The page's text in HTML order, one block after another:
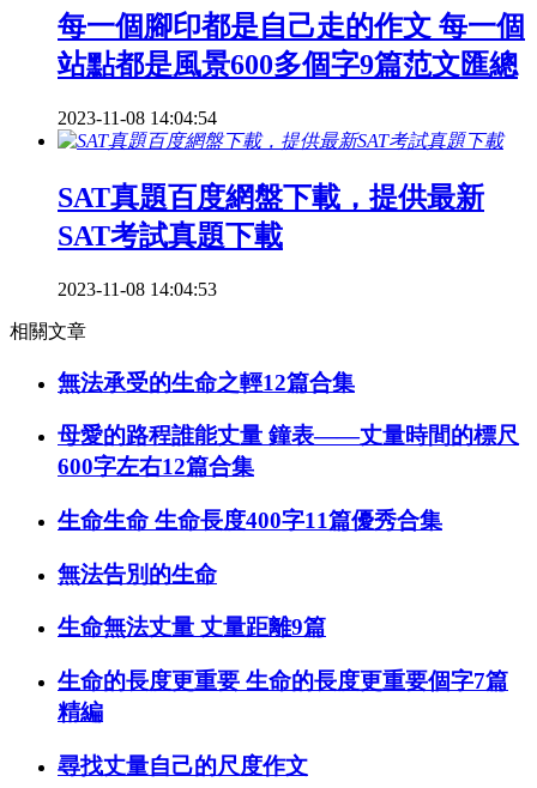
每一個腳印都是自己走的作文 每一個
站點都是風景600多個字9篇范文匯總
2023-11-08 14:04:54
SAT真題百度網盤下載，提供最新
SAT考試真題下載
2023-11-08 14:04:53
相關文章
無法承受的生命之輕12篇合集
母愛的路程誰能丈量 鐘表——丈量時間的標尺
600字左右12篇合集
生命生命 生命長度400字11篇優秀合集
無法告別的生命
生命無法丈量 丈量距離9篇
生命的長度更重要 生命的長度更重要個字7篇
精編
尋找丈量自己的尺度作文